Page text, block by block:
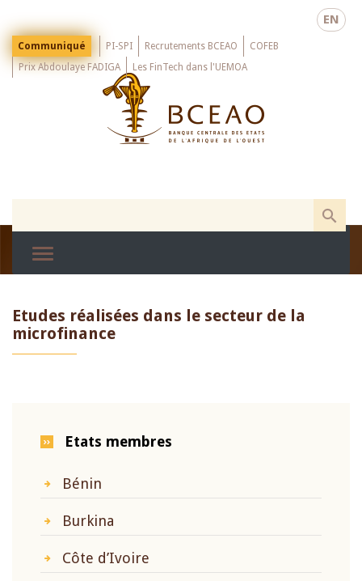
main
EN
Menu
Top
Communiqué PI-SPI Recrutements BCEAO
COFEB
Prix Abdoulaye FADIGA
Les FinTech dans l'UEMOA
Etudes réalisées dans le secteur de la
microfinance
Etats membres
Bénin
Burkina
Côte d’Ivoire